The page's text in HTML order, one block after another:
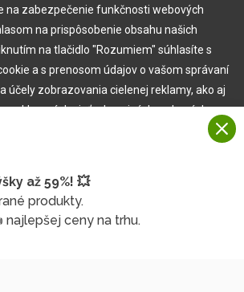
ceny
až 59%! 💥
produkty.
najlepšej ceny na trhu.
na zabezpečenie funkčnosti webových
na prispôsobenie obsahu našich
na tlačidlo "Rozumiem" súhlasíte s
a s prenosom údajov o vašom správaní
účely zobrazovania cielenej reklamy, ako aj
reklamných sieťach na iných webových
stránkach používame niekoľko kategórií
Rozumiem